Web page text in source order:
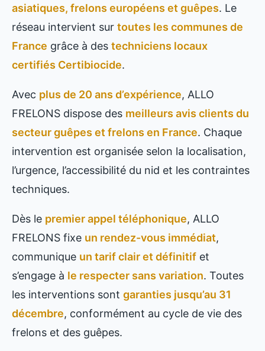
asiatiques, frelons européens et guêpes. Le
réseau intervient sur toutes les communes de
France grâce à des techniciens locaux
certifiés Certibiocide.
Avec plus de 20 ans d’expérience, ALLO
FRELONS dispose des meilleurs avis clients du
secteur guêpes et frelons en France. Chaque
intervention est organisée selon la localisation,
l’urgence, l’accessibilité du nid et les contraintes
techniques.
Dès le premier appel téléphonique, ALLO
FRELONS fixe un rendez-vous immédiat,
communique un tarif clair et définitif et
s’engage à le respecter sans variation. Toutes
les interventions sont garanties jusqu’au 31
décembre, conformément au cycle de vie des
frelons et des guêpes.